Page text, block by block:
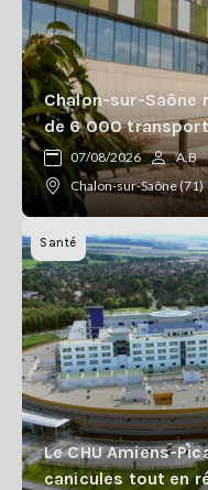
Chalon-sur-Saône
de 6 000
07/08/2026
A.B
Chalon-sur-Saône (71)
Santé
Le CHU Amiens-
canicules tout en